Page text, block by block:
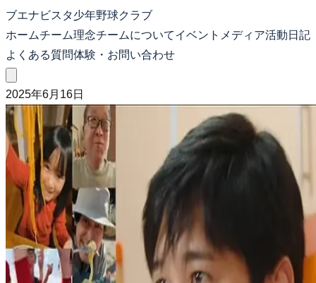
ブエナビスタ少年野球クラブ
ホームチーム理念チームについてイベント メディア活動日記
よくある質問体験・お問い合わせ
2025年6月16日